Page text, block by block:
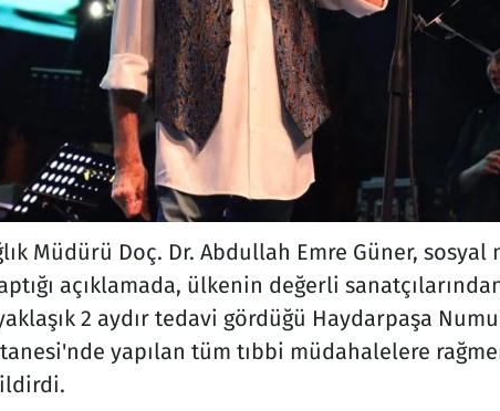
Müdürü Doç. Dr. Abdullah Emre Güner, sosyal
açıklamada, ülkenin değerli
2 aydır tedavi gördüğü Haydarpaşa
yapılan tüm tıbbi müdahalelere